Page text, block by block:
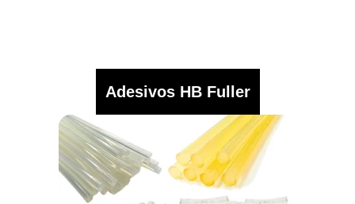
Adesivos HB Fuller